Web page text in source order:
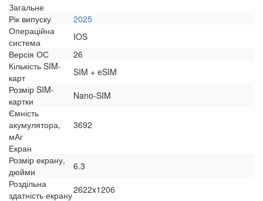
Загальне
Рік випуску
2025
Операційна
система
IOS
Версія ОС
26
Кількість SIM-
карт
SIM + eSIM
Розмір SIM-
картки
Nano-SIM
Ємність
акумулятора,
мАг
3692
Екран
Розмір екрану,
дюйми
6.3
Роздільна
здатність екрану2622x1206